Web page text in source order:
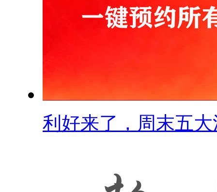
利好来了，周末五大